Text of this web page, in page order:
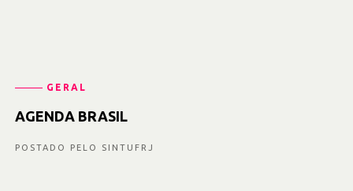
GERAL
AGENDA BRASIL
POSTADO PELO SINTUFRJ